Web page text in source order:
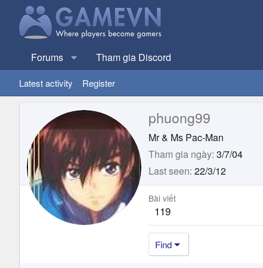
Forums Tham gia Discord
Latest activity Register
phuong99
Mr & Ms Pac-Man
Tham gia ngày 3/7/04
Last seen 22/3/12
Bài viết
119
Find